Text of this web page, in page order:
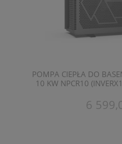
POMPA CIEPŁA DO
10 KW NPCR10
6